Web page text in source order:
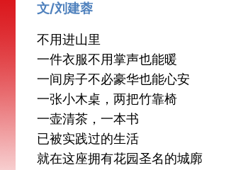
文/刘建蓉
不用进山里
一件衣服不用掌声也能暖
一间房子不必豪华也能心安
一张小木桌，两把竹靠椅
一壶清茶，一本书
已被实践过的生活
就在这座拥有花园圣名的城廓